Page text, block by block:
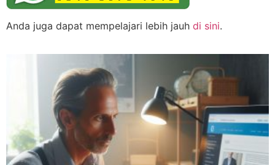
Anda juga dapat mempelajari lebih jauh di sini.